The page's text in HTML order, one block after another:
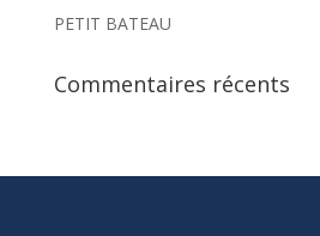
PETIT BATEAU
Commentaires récents